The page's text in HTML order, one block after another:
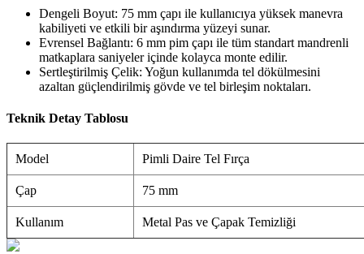
Dengeli Boyut: 75 mm çapı ile kullanıcıya yüksek manevra
kabiliyeti ve etkili bir aşındırma yüzeyi sunar.
Evrensel Bağlantı: 6 mm pim çapı ile tüm standart mandrenli
matkaplara saniyeler içinde kolayca monte edilir.
Sertleştirilmiş Çelik: Yoğun kullanımda tel dökülmesini
azaltan güçlendirilmiş gövde ve tel birleşim noktaları.
Teknik Detay Tablosu
Model Pimli Daire Tel Fırça
Çap 75 mm
Kullanım Metal Pas ve Çapak Temizliği